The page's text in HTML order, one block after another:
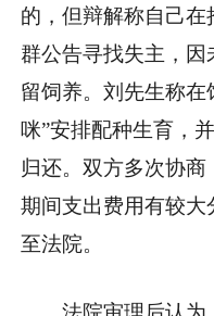
的，但辩解称自己
群公告寻找失主，
留饲养。刘先生称在
咪”安排配种生育，
归还。双方多次协
期间支出费用有较
至法院。